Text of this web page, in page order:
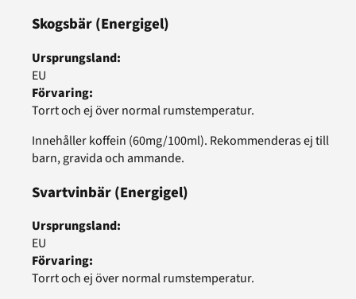
Skogsbär(Energigel)
Ursprungsland:
EU
Förvaring:
Torrt och ej över normal rumstemperatur.
Innehåller koffein (60mg/100ml). Rekommenderas ej till
barn, gravida och ammande.
Svartvinbär(Energigel)
Ursprungsland:
EU
Förvaring:
Torrt och ej över normal rumstemperatur.